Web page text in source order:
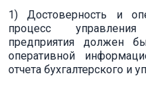
1) Достоверность и
процесс
предприятия должен
оперативной
отчета бухгалтерского и